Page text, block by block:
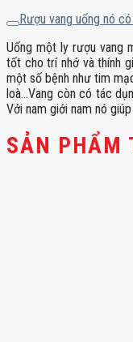
Rượu vang uống nó
Uống một ly rượu vang
tốt cho trí nhớ và thính
một số bệnh như tim
loà…Vang còn có tác
Với nam giới nam nó
SẢN PHẨM